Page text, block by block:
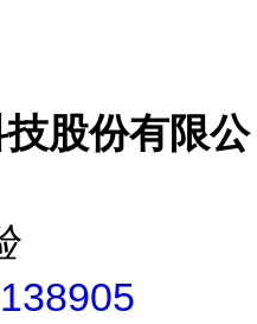
股份有限公